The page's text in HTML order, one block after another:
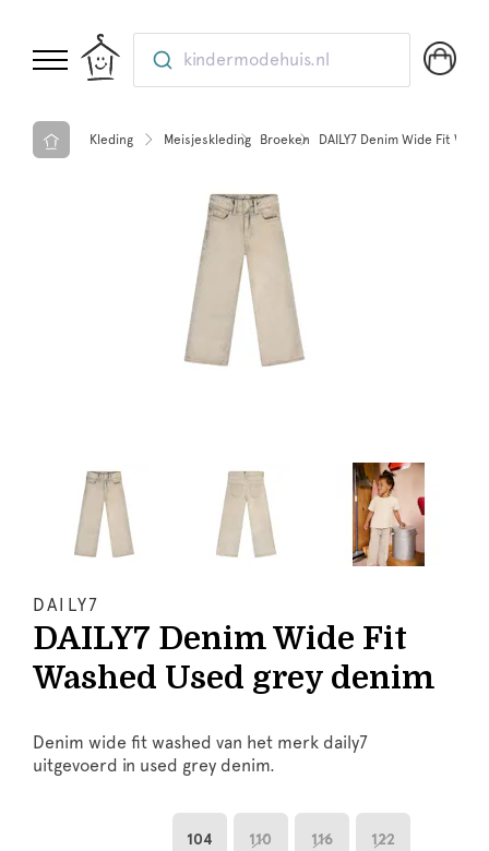
kindermodehuis.nl
Kleding Meisjeskleding Broeken DAILY7 Denim Wide Fit
DAILY7
DAILY7 Denim Wide Fit
Washed Used grey denim
Denim wide fit washed van het merk daily7
uitgevoerd in used grey denim.
104 110 116 122